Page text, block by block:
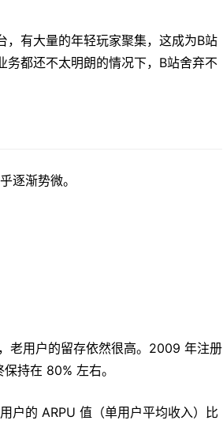
，有大量的年轻玩家聚集，这成为B站
务都还不太明朗的情况下，B站舍弃不
逐渐势微。
老用户的留存依然很高。2009 年注册
持在 80% 左右。
户的 ARPU 值（单用户平均收入）比